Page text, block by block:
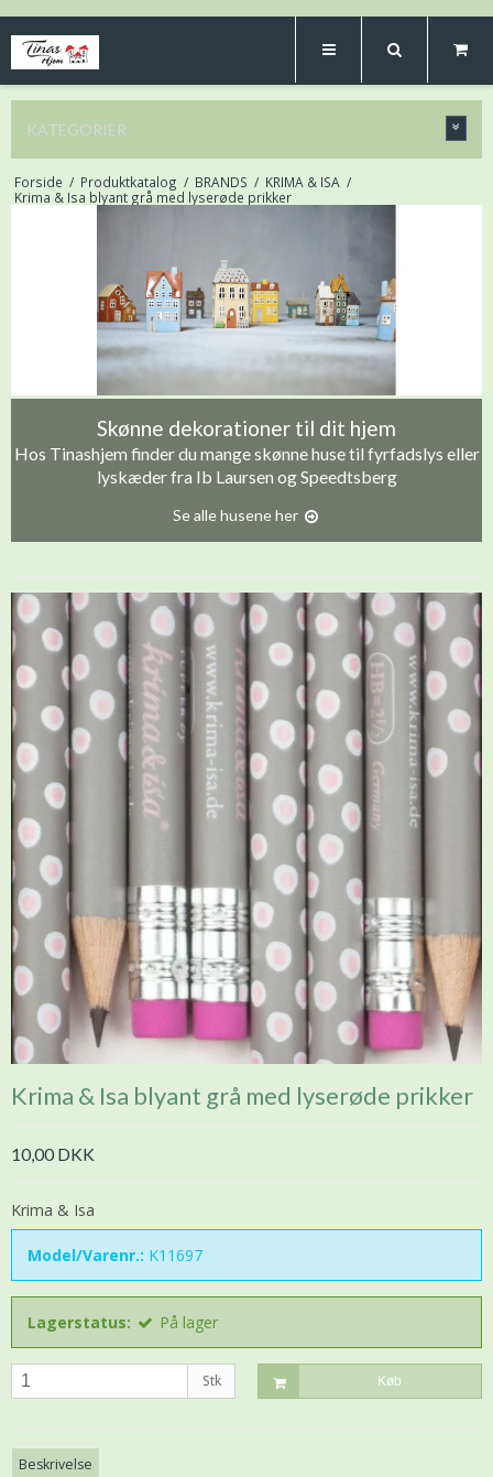
KATEGORIER
Forside / Produktkatalog / BRANDS / KRIMA & ISA /
Krima & Isa blyant grå med lyserøde prikker
Skønne dekorationer til dit hjem
Hos Tinashjem finder du mange skønne huse til fyrfadslys eller
lyskæder fra Ib Laursen og Speedtsberg
Se alle husene her
Krima & Isa blyant grå med lyserøde prikker
10,00 DKK
Krima & Isa
Model/Varenr.: K11697
Lagerstatus: På lager
Stk Køb
Beskrivelse